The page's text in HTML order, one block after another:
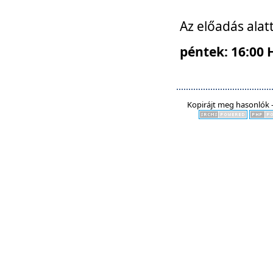
Az előadás
péntek: 16:00
Kopirájt meg hasonlók